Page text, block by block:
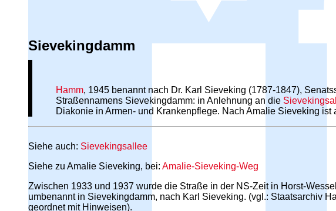
Sievekingdamm
Hamm, 1945 benannt nach Dr. Karl Sieveking (1787-1847),
Straßennamens Sievekingdamm: in Anlehnung an die
Diakonie in Armen- und Krankenpflege. Nach Amalie Sieveking ist
Siehe auch: Sievekingsallee
Siehe zu Amalie Sieveking, bei: Amalie-Sieveking-Weg
Zwischen 1933 und 1937 wurde die Straße in der NS-Zeit in Horst-
umbenannt in Sievekingdamm, nach Karl Sieveking. (vgl.: Staatsarchiv
geordnet mit Hinweisen).